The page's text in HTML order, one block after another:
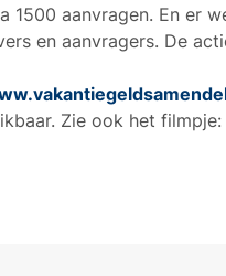
1500 aanvragen. En er
en aanvragers. De
Zie ook het filmpje: